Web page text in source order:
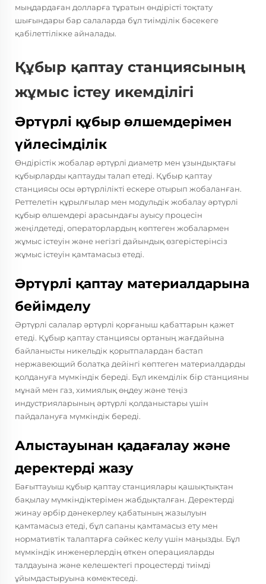
мыңдардаған долларға тұратын өндірісті тоқтату
шығындары бар салаларда бұл тиімділік бәсекеге
қабілеттілікке айналады.
Құбыр қаптау станциясының
жұмыс істеу икемділігі
Әртүрлі құбыр өлшемдерімен
үйлесімділік
Өндірістік жобалар әртүрлі диаметр мен ұзындықтағы
құбырларды қаптауды талап етеді. Құбыр қаптау
станциясы осы әртүрлілікті ескере отырып жобаланған.
Реттелетін құрылғылар мен модульдік жобалау әртүрлі
құбыр өлшемдері арасындағы ауысу процесін
жеңілдетеді, операторлардың көптеген жобалармен
жұмыс істеуін және негізгі дайындық өзгерістерінсіз
жұмыс істеуін қамтамасыз етеді.
Әртүрлі қаптау материалдарына
бейімделу
Әртүрлі салалар әртүрлі қорғаныш қабаттарын қажет
етеді. Құбыр қаптау станциясы ортаның жағдайына
байланысты никельдік қорытпалардан бастап
нержавеющий болатқа дейінгі көптеген материалдарды
қолдануға мүмкіндік береді. Бұл икемділік бір станцияны
мұнай мен газ, химиялық өңдеу және теңіз
индустрияларының әртүрлі қолданыстары үшін
пайдалануға мүмкіндік береді.
Алыстауынан қадағалау және
деректерді жазу
Бағыттауыш құбыр қаптау станциялары қашықтықтан
бақылау мүмкіндіктерімен жабдықталған. Деректерді
жинау әрбір дәнекерлеу қабатының жазылуын
қамтамасыз етеді, бұл сапаны қамтамасыз ету мен
нормативтік талаптарға сәйкес келу үшін маңызды. Бұл
мүмкіндік инженерлердің өткен операцияларды
талдауына және келешектегі процестерді тиімді
ұйымдастыруына көмектеседі.